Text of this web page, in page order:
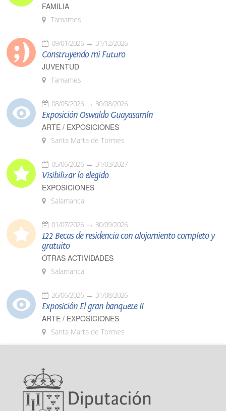
FAMILIA
Tamames
09/01/2026 31/12/2026
Construyendo mi Futuro
JUVENTUD
Tamames
08/05/2026 30/08/2026
Exposición Oswaldo Guayasamín
ARTE / EXPOSICIONES
Santa Marta de Tormes
05/06/2026 31/03/2027
Visibilizar lo elegido
EXPOSICIONES
Salamanca
01/07/2026 30/09/2026
122 Becas de residencia con alojamiento completo y
gratuito
OTRAS ACTIVIDADES
Salamanca
26/06/2026 31/08/2026
Exposición El gran banquete II
ARTE / EXPOSICIONES
Santa Marta de Tormes